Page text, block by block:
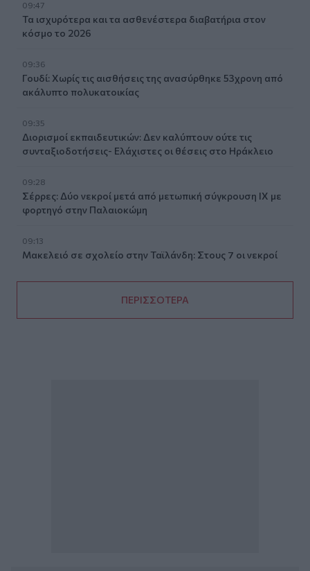
09:47
Τα ισχυρότερα και τα ασθενέστερα διαβατήρια στον
κόσμο το 2026
09:36
Γουδί: Χωρίς τις αισθήσεις της ανασύρθηκε 53χρονη από
ακάλυπτο πολυκατοικίας
09:35
Διορισμοί εκπαιδευτικών: Δεν καλύπτουν ούτε τις
συνταξιοδοτήσεις- Ελάχιστες οι θέσεις στο Ηράκλειο
09:28
Σέρρες: Δύο νεκροί μετά από μετωπική σύγκρουση ΙΧ με
φορτηγό στην Παλαιοκώμη
09:13
Μακελειό σε σχολείο στην Ταϊλάνδη: Στους 7 οι νεκροί
ΠΕΡΙΣΣΟΤΕΡΑ